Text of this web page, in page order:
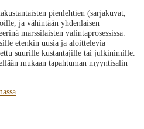
pienlehtien (sarjakuvat,
ja vähintään yhdenlaisen
marssilaisten valintaprosessissa.
etenkin uusia ja aloittelevia
suurille kustantajille tai julkinimille.
mukaan tapahtuman myyntisalin